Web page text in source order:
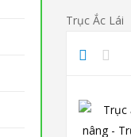
Trục Ắc Lái